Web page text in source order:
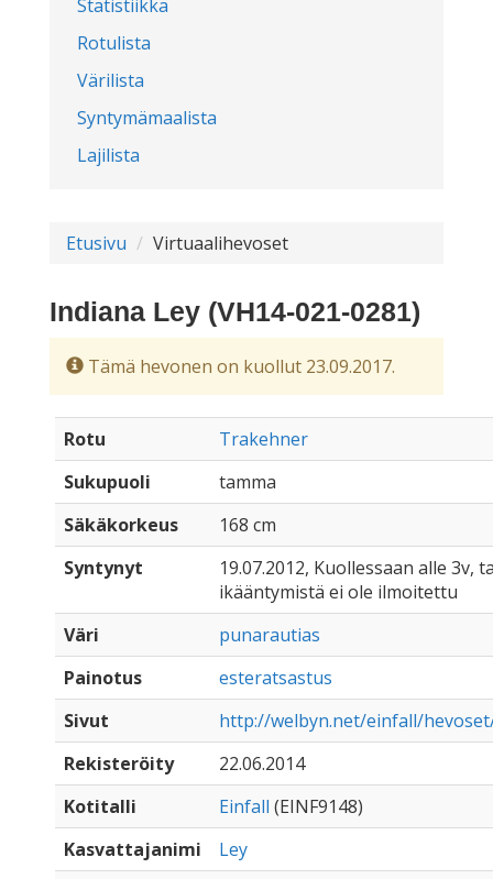
Statistiikka
Rotulista
Värilista
Syntymämaalista
Lajilista
Etusivu Virtuaalihevoset
Indiana Ley (VH14-021-0281)
Tämä hevonen on kuollut 23.09.2017.
Rotu
Trakehner
Sukupuoli
tamma
Säkäkorkeus
168 cm
Syntynyt
19.07.2012, Kuollessaan alle 3v,
ikääntymistä ei ole ilmoitettu
Väri
punarautias
Painotus
esteratsastus
Sivut
http://welbyn.net/einfall/
Rekisteröity
22.06.2014
Kotitalli
Einfall (EINF9148)
Kasvattajanimi
Ley